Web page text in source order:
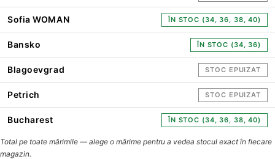
Sofia WOMAN ÎN STOC (34, 36, 38, 40)
Bansko ÎN STOC (34, 36)
Blagoevgrad STOC EPUIZAT
Petrich STOC EPUIZAT
Bucharest ÎN STOC (34, 36, 38, 40)
Total pe toate mărimile — alege o mărime pentru a vedea stocul exact în fiecare
magazin.